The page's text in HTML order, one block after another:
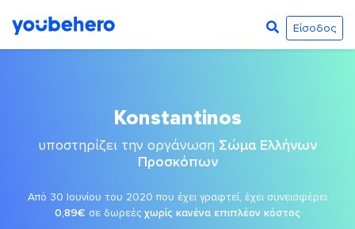
Είσοδος
Konstantinos
υποστηρίζει την οργάνωση Σώμα Ελλήνων
Προσκόπων
Από 30 Ιουνίου του 2020 που έχει γραφτεί, έχει συνεισφέρει
0,89€ σε δωρεές χωρίς κανένα επιπλέον κόστος